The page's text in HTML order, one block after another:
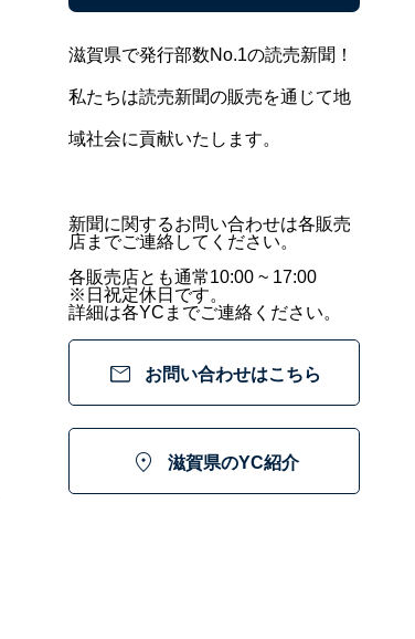
滋賀県で発行部数No.1の読売新聞！
私たちは読売新聞の販売を通じて地
域社会に貢献いたします。
新聞に関するお問い合わせは各販売
店までご連絡してください。
各販売店とも通常10:00 ~ 17:00
※日祝定休日です。
詳細は各YCまでご連絡ください。
 お問い合わせはこちら
 滋賀県のYC紹介